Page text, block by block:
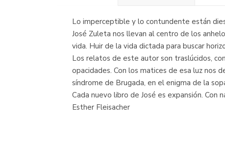
Lo imperceptible y lo contundente están
José Zuleta nos llevan al centro de los
vida. Huir de la vida dictada para buscar
Los relatos de este autor son traslúcidos,
opacidades. Con los matices de esa luz nos
síndrome de Brugada, en el enigma de la
Cada nuevo libro de José es expansión. Con
Esther Fleisacher